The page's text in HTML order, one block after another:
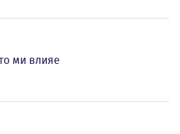
ми влияе